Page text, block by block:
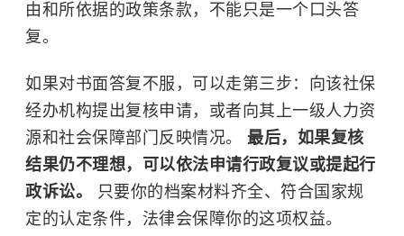
由和所依据的政策条款，不能只是一个口头答
复。
如果对书面答复不服，可以走第三步：向该社保
经办机构提出复核申请，或者向其上一级人力资
源和社会保障部门反映情况。 最后，如果复核
结果仍不理想，可以依法申请行政复议或提起行
政诉讼。
只要你的档案材料齐全、符合国家规
定的认定条件，法律会保障你的这项权益。